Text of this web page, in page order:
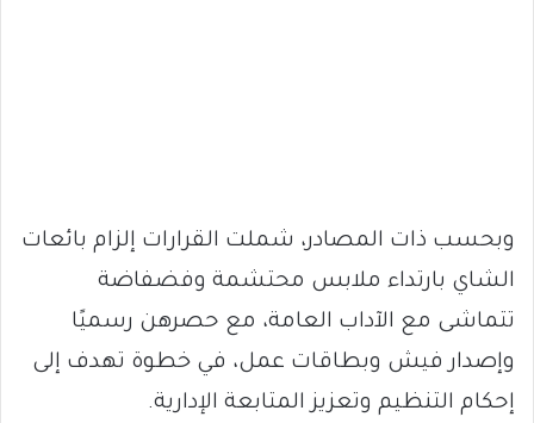
وبحسب ذات المصادر، شملت القرارات إلزام بائعات
الشاي بارتداء ملابس محتشمة وفضفاضة
تتماشى مع الآداب العامة، مع حصرهن رسميًا
وإصدار فيش وبطاقات عمل، في خطوة تهدف إلى
إحكام التنظيم وتعزيز المتابعة الإدارية.